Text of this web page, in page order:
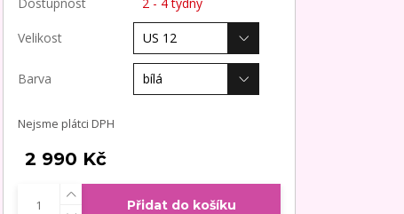
Velikost
Barva
Nejsme plátci DPH
2 990 Kč
Přidat do košíku